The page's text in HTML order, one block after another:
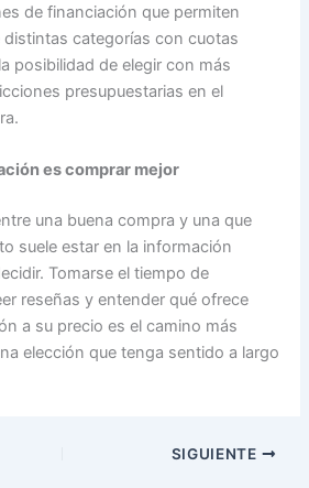
de financiación que permiten
categorías con cuotas
posibilidad de elegir con más
presupuestarias en el
es comprar mejor
una buena compra y una que
suele estar en la información
Tomarse el tiempo de
reseñas y entender qué ofrece
a su precio es el camino más
elección que tenga sentido a largo
SIGUIENTE